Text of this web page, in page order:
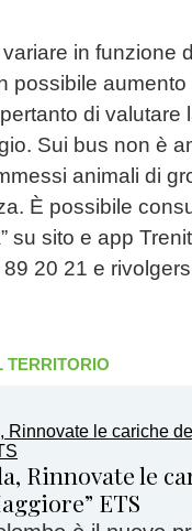
variare in funzione
possibile
di valutare
Sui bus non è
animali di
È possibile
su sito e app
20 21 e
TERRITORIO
Rinnovate le
ETS